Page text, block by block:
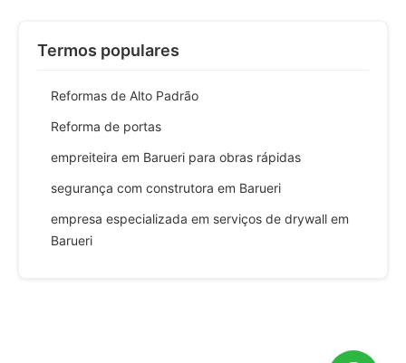
Termos populares
Reformas de Alto Padrão
Reforma de portas
empreiteira em Barueri para obras rápidas
segurança com construtora em Barueri
empresa especializada em serviços de drywall em
Barueri